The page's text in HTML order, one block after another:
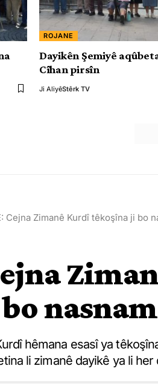
ROJANE
Dayikên Şemiyê
Cîhan pirsîn
Ji AliyêStêrk TV
Cejna Zimanê Kurdî têkoşîna ji bo
hêmana esasî ya
li zimanê dayikê ya li her